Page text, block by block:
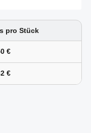
pro Stück
€
€